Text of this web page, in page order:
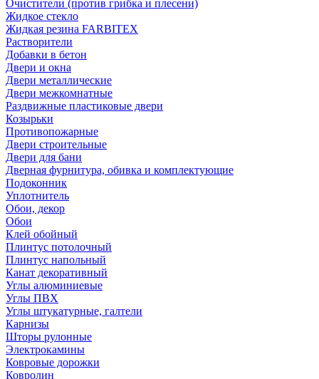
Очистители (против грибка и плесени)
Жидкое стекло
Жидкая резина FARBITEX
Растворители
Добавки в бетон
Двери и окна
Двери металлические
Двери межкомнатные
Раздвижные пластиковые двери
Козырьки
Противопожарные
Двери строительные
Двери для бани
Дверная фурнитура, обивка и комплектующие
Подоконник
Уплотнитель
Обои, декор
Обои
Клей обойный
Плинтус потолочный
Плинтус напольный
Канат декоративный
Углы алюминиевые
Углы ПВХ
Углы штукатурные, галтели
Карнизы
Шторы рулонные
Электрокамины
Ковровые дорожки
Ковролин